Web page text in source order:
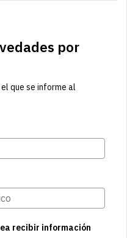
por
que se informe al
recibir información